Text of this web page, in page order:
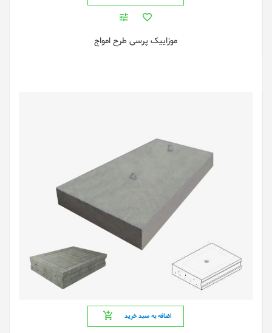
موزاییک پرسی طرح امواج
اضافه به سبد خرید